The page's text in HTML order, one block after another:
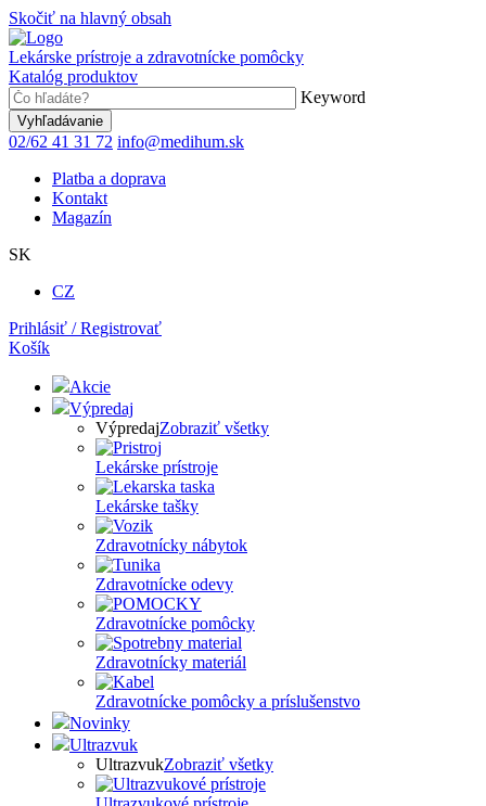
Skočiť na hlavný obsah
Lekárske prístroje a zdravotnícke pomôcky
Katalóg produktov
Keyword
02/62 41 31 72 info@medihum.sk
Platba a doprava
Kontakt
Magazín
SK
CZ
Prihlásiť / Registrovať
Košík
Akcie
Výpredaj
VýpredajZobraziť všetky
Lekárske prístroje
Lekárske tašky
Zdravotnícky nábytok
Zdravotnícke odevy
Zdravotnícke pomôcky
Zdravotnícky materiál
Zdravotnícke pomôcky a príslušenstvo
Novinky
Ultrazvuk
UltrazvukZobraziť všetky